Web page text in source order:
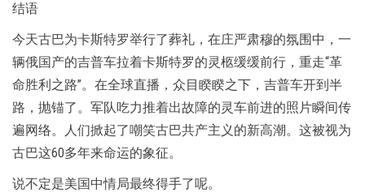
结语
今天古巴为卡斯特罗举行了葬礼，在庄严肃穆的氛围中，一
辆俄国产的吉普车拉着卡斯特罗的灵柩缓缓前行，重走“革
命胜利之路”。在全球直播，众目睽睽之下，吉普车开到半
路，抛锚了。军队吃力推着出故障的灵车前进的照片瞬间传
遍网络。人们掀起了嘲笑古巴共产主义的新高潮。这被视为
古巴这60多年来命运的象征。
说不定是美国中情局最终得手了呢。